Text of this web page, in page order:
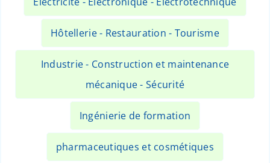
Hôtellerie - Restauration - Tourisme
Industrie - Construction et maintenance
mécanique - Sécurité
Ingénierie de formation
pharmaceutiques et cosmétiques